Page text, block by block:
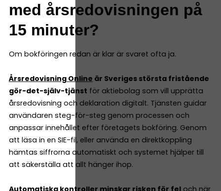
med årsredovisningen på
15 minuter?
Om bokföringen redan är klar är svaret ofta ja.
Årsredovisning Online är Sveriges största fristående
gör-det-själv-tjänst för aktiebolag som vill upprätta
årsredovisning och deklaration digitalt. Tjänsten guidar
användaren steg-för-steg genom processen och
anpassar innehållet efter företagets bokföring. Genom
att läsa in en SIE-fil, eller använda en direktkoppling
hämtas siffrorna automatiskt och systemet hjälper till
att säkerställa att allt hänger ihop.
Automatiska kontroller minskar risken för fel och när